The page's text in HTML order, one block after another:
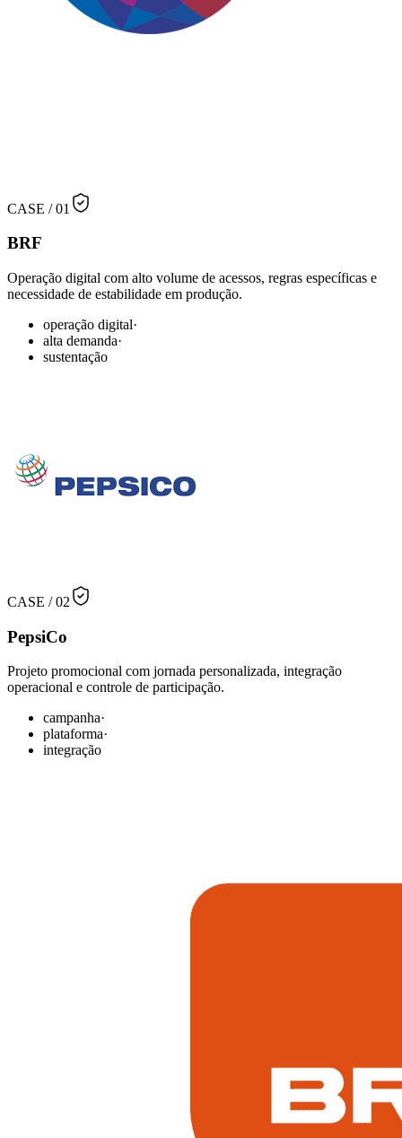
CASE /01
BRF
Operação digital com alto volume de acessos, regras específicas e
necessidade de estabilidade em produção.
operação digital·
alta demanda·
sustentação
CASE /02
PepsiCo
Projeto promocional com jornada personalizada, integração
operacional e controle de participação.
campanha·
plataforma·
integração